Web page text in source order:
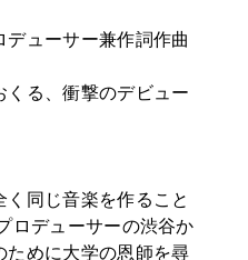
ューサー兼作詞作曲
る、衝撃のデビュー
同じ音楽を作ること
ロデューサーの渋谷か
ために大学の恩師を尋